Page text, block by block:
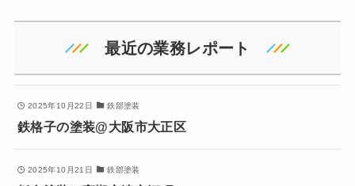
最近の業務レポート
2025年10月22日 鉄部塗装
鉄格子の塗装@大阪市大正区
2025年10月21日 鉄部塗装